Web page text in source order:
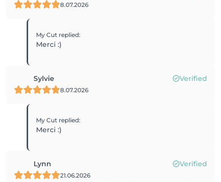
8.07.2026
My Cut replied:
Merci :)
Sylvie Verified
8.07.2026
My Cut replied:
Merci :)
Lynn Verified
21.06.2026